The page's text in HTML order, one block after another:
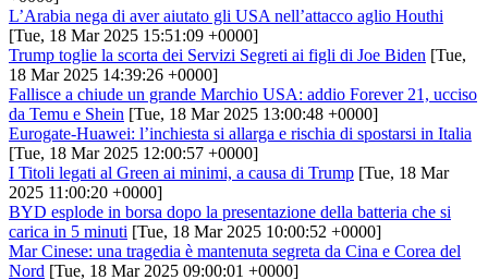
L’Arabia nega di aver aiutato gli USA nell’attacco aglio Houthi
[Tue, 18 Mar 2025 15:51:09 +0000]
Trump toglie la scorta dei Servizi Segreti ai figli di Joe Biden [Tue,
18 Mar 2025 14:39:26 +0000]
Fallisce a chiude un grande Marchio USA: addio Forever 21, ucciso
da Temu e Shein [Tue, 18 Mar 2025 13:00:48 +0000]
Eurogate-Huawei: l’inchiesta si allarga e rischia di spostarsi in Italia
[Tue, 18 Mar 2025 12:00:57 +0000]
I Titoli legati al Green ai minimi, a causa di Trump [Tue, 18 Mar
2025 11:00:20 +0000]
BYD esplode in borsa dopo la presentazione della batteria che si
carica in 5 minuti [Tue, 18 Mar 2025 10:00:52 +0000]
Mar Cinese: una tragedia è mantenuta segreta da Cina e Corea del
Nord [Tue, 18 Mar 2025 09:00:01 +0000]